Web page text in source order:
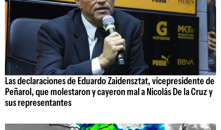
Las declaraciones de Eduardo Zaidensztat, vicepresidente de
Peñarol, que molestaron y cayeron mal a Nicolás De la Cruz y
sus representantes